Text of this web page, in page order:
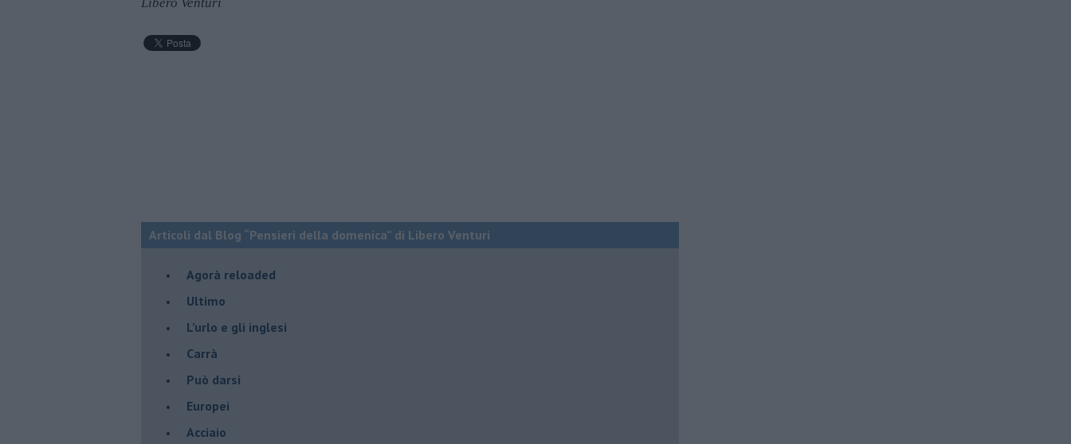
Articoli dal Blog “Pensieri della domenica” di Libero Venturi
​Agorà reloaded
Ultimo
​L’urlo e gli inglesi
Carrà
Può darsi
Europei
Acciaio